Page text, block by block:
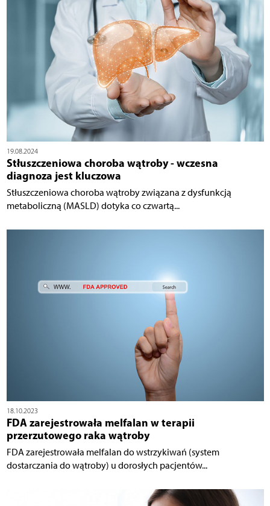
19.08.2024
Stłuszczeniowa choroba wątroby - wczesna
diagnoza jest kluczowa
Stłuszczeniowa choroba wątroby związana z dysfunkcją
metaboliczną (MASLD) dotyka co czwartą...
18.10.2023
FDA zarejestrowała melfalan w terapii
przerzutowego raka wątroby
FDA zarejestrowała melfalan do wstrzykiwań (system
dostarczania do wątroby) u dorosłych pacjentów...